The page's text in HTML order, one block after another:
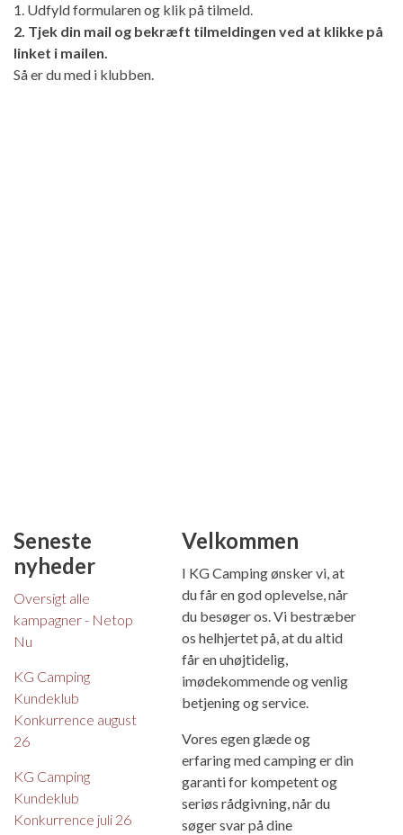
1. Udfyld formularen og klik på tilmeld.
2. Tjek din mail og bekræft tilmeldingen ved at klikke på
linket i mailen.
Så er du med i klubben.
Seneste
nyheder
Oversigt alle
kampagner - Netop
Nu
KG Camping
Kundeklub
Konkurrence august
26
KG Camping
Kundeklub
Konkurrence juli 26
Velkommen
I KG Camping ønsker vi, at
du får en god oplevelse, når
du besøger os. Vi bestræber
os helhjertet på, at du altid
får en uhøjtidelig,
imødekommende og venlig
betjening og service.
Vores egen glæde og
erfaring med camping er din
garanti for kompetent og
seriøs rådgivning, når du
søger svar på dine